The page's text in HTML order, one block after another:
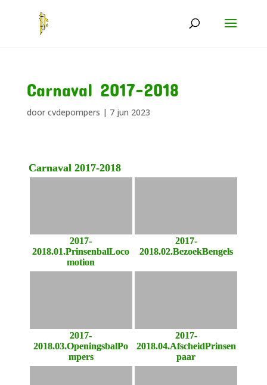
Carnaval 2017-2018
door cvdepompers | 7 jun 2023
Carnaval 2017-2018
2017-
2018.01.PrinsenbalLoco
motion
2017-
2018.02.BezoekBengels
2017-
2018.03.OpeningsbalPo
mpers
2017-
2018.04.AfscheidPrinsen
paar